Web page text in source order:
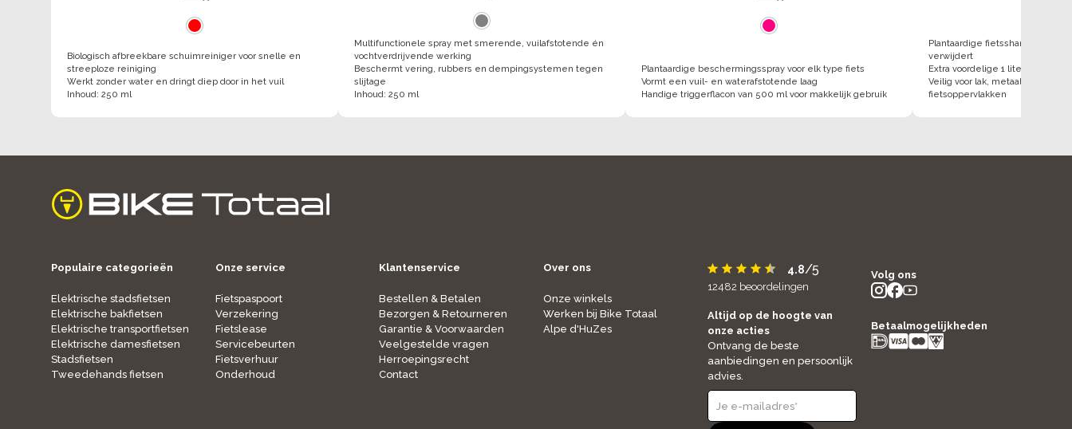
Biologisch afbreekbare schuimreiniger voor snelle en
streeploze reiniging
Werkt zonder water en dringt diep door in het vuil
Inhoud: 250 ml
Multifunctionele spray met smerende, vuilafstotende én
vochtverdrijvende werking
Beschermt vering, rubbers en dempingsystemen tegen
slijtage
Inhoud: 250 ml
Plantaardige beschermingsspray voor elk type fiets
Vormt een vuil- en waterafstotende laag
Handige triggerflacon van 500 ml voor makkelijk gebruik
Plantaardige fietsshampoo die
verwijdert
Extra voordelige 1 liter fles,
Veilig voor lak, metaal, kunststof
fietsoppervlakken
home
Populaire categorieën
Elektrische stadsfietsen
Elektrische bakfietsen
Elektrische transportfietsen
Elektrische damesfietsen
Stadsfietsen
Tweedehands fietsen
Onze service
Fietspaspoort
Verzekering
Fietslease
Servicebeurten
Fietsverhuur
Onderhoud
Klantenservice
Bestellen & Betalen
Bezorgen & Retourneren
Garantie & Voorwaarden
Veelgestelde vragen
Herroepingsrecht
Contact
Over ons
Onze winkels
Werken bij Bike Totaal
Alpe d'HuZes
4.8/5
12482 beoordelingen
Altijd op de hoogte van
onze acties
Ontvang de beste
aanbiedingen en persoonlijk
advies.
Volg ons
instagram
facebook
Betaalmogelijkheden